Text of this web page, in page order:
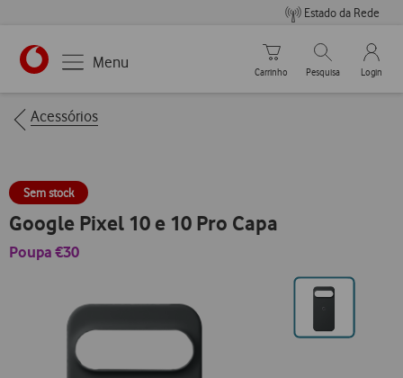
Estado da Rede
https://www.vodafone.pt
Menu
Carrinho de compras
Carrinho
Pesquisar
Pesquisa
My
Login
Breadcrumbs
Acessórios
Sem stock
Google Pixel 10 e 10 Pro Capa
Poupa €30
para